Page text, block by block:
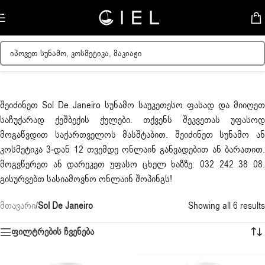
Skip to navigation
შეიძინეთ Sol De Janeiro სუნამო საუკეთესო ფასად და მიიღეთ
საჩუქარად ქეშბექის ქულები. თქვენს შეკვეთას უფასოდ
მოგაწვდით საქართველოს მასშტაბით. შეიძინეთ სუნამო ან
კოსმეტიკა 3-დან 12 თვემდე ონლაინ განვადებით ან ბარათით.
მოგვწერეთ ან დარეკეთ უფასო ცხელ ხაზზე: 032 242 38 08.
გისურვებთ სასიამოვნო ონლაინ შოპინგს!
მთავარი/Sol De Janeiro
Showing all 6 results
ფილტრების ჩვენება